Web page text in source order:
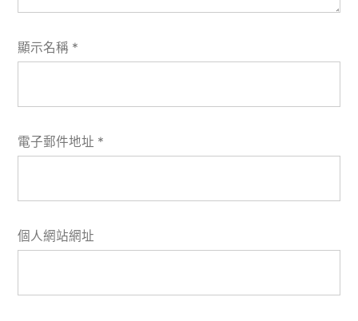
顯示名稱 *
電子郵件地址 *
個人網站網址